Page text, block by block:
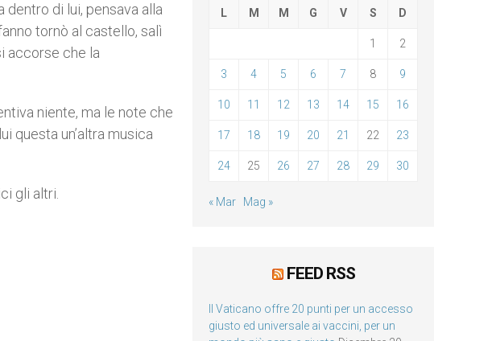
dentro di lui, pensava alla
tornò al castello, salì
accorse che la
niente, ma le note che
questa un’altra musica
gli altri.
L M M G V S D
1 2
3 4 5 6 7 8 9
10 11 12 13 14 15 16
17 18 19 20 21 22 23
24 25 26 27 28 29 30
« Mar Mag »
FEED RSS
Il Vaticano offre 20 punti per un accesso
giusto ed universale ai vaccini, per un